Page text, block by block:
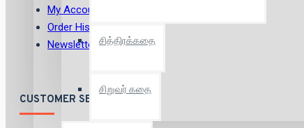
சித்திரக்கதை
சிறுவர் கதை
My Account
Order History
Newsletter
CUSTOMER SERVICE